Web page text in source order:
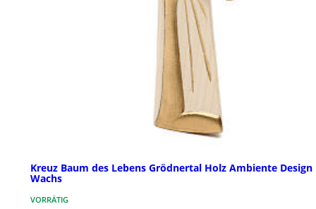
Kreuz Baum des Lebens Grödnertal Holz Ambiente Design
Wachs
VORRÄTIG